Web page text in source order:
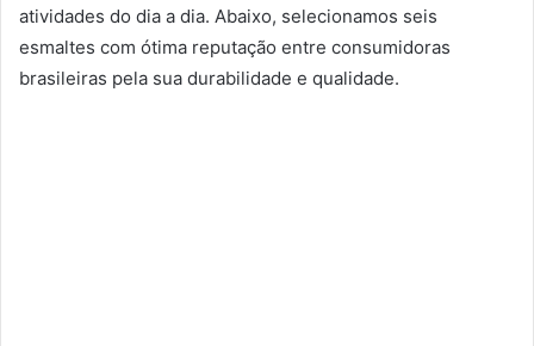
atividades do dia a dia. Abaixo, selecionamos seis
esmaltes com ótima reputação entre consumidoras
brasileiras pela sua durabilidade e qualidade.